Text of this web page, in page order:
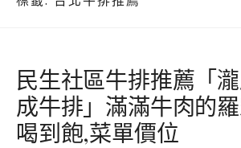
民生社區牛排推薦「
成牛排」滿滿牛肉的
喝到飽,菜單價位